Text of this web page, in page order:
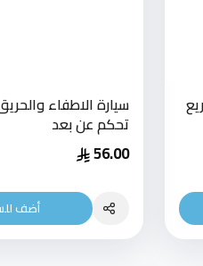
سيارة الاطفاء
تحكم عن بعد
56.00
أضف